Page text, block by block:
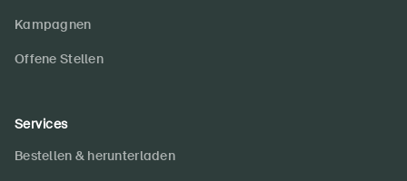
Kampagnen
Offene Stellen
Services
Bestellen & herunterladen